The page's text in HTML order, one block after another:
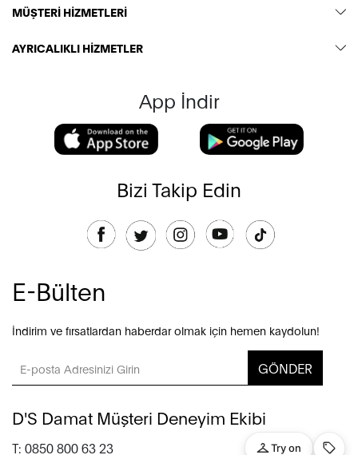
MÜŞTERİ HİZMETLERİ
AYRICALIKLI HİZMETLER
App İndir
Bizi Takip Edin
E-Bülten
İndirim ve fırsatlardan haberdar olmak için hemen kaydolun!
GÖNDER
D'S Damat Müşteri Deneyim Ekibi
T: 0850 800 63 23